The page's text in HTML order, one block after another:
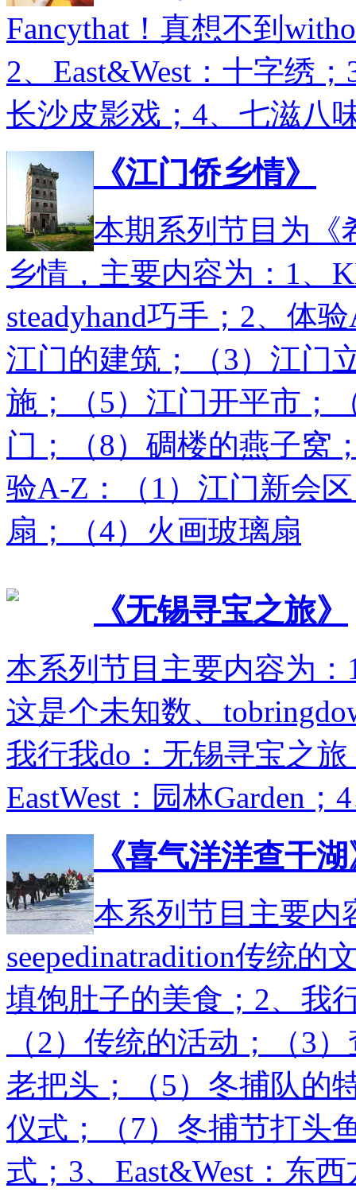
Fancythat！真想不到
2、East&West：十字绣
长沙皮影戏；4、七滋八
《江门侨乡情》
本期系列节目为《
乡情，主要内容为：1、
steadyhand巧手；2、体
江门的建筑；（3）江门
施；（5）江门开平市；
门；（8）碉楼的燕子窝
验A-Z：（1）江门新会
扇；（4）火画玻璃扇
《无锡寻宝之旅》
本系列节目主要内容为：
这是个未知数、
我行我do：无锡寻宝之
EastWest：园林Garden
《喜气洋洋查干
本系列节目主要内
seepedinatradition传统的
填饱肚子的美食；2、我
（2）传统的活动；（3
老把头；（5）冬捕队的
仪式；（7）冬捕节打头
式；3、East&West：东